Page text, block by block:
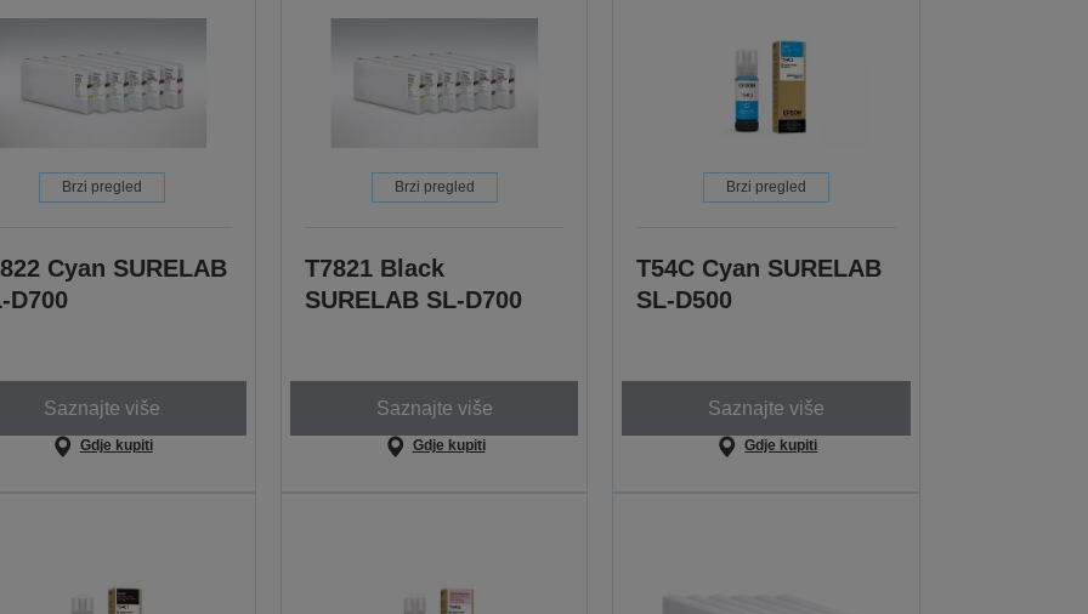
Brzi pregled
Cyan SURELAB
D700
Saznajte više
Gdje kupiti
Brzi pregled
T7821 Black
SURELAB SL-D700
Saznajte više
Gdje kupiti
Brzi pregled
T54C Cyan SURELAB
SL-D500
Saznajte više
Gdje kupiti